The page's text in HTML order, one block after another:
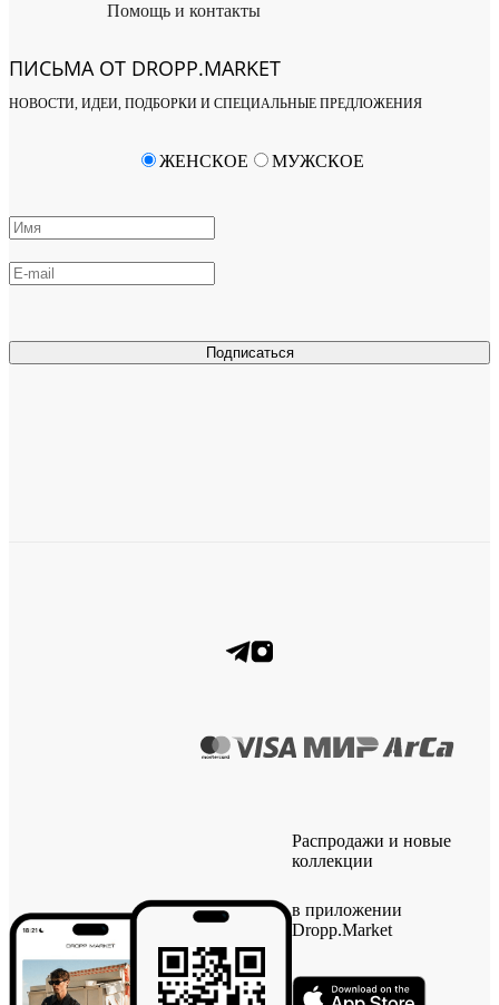
Помощь и контакты
ПИСЬМА ОТ DROPP.MARKET
НОВОСТИ, ИДЕИ, ПОДБОРКИ И СПЕЦИАЛЬНЫЕ ПРЕДЛОЖЕНИЯ
Подписаться
ЖЕНСКОЕ МУЖСКОЕ
Распродажи и новые
коллекции
в приложении
Dropp.Market